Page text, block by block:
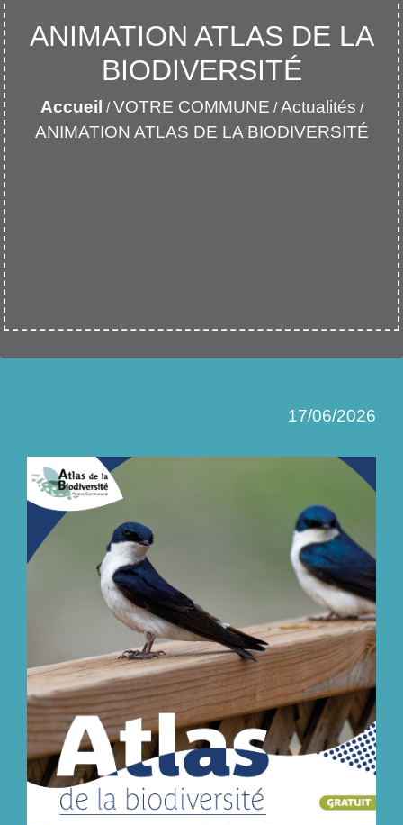
ANIMATION ATLAS DE LA
BIODIVERSITÉ
Accueil /VOTRE COMMUNE /Actualités /
ANIMATION ATLAS DE LA BIODIVERSITÉ
17/06/2026